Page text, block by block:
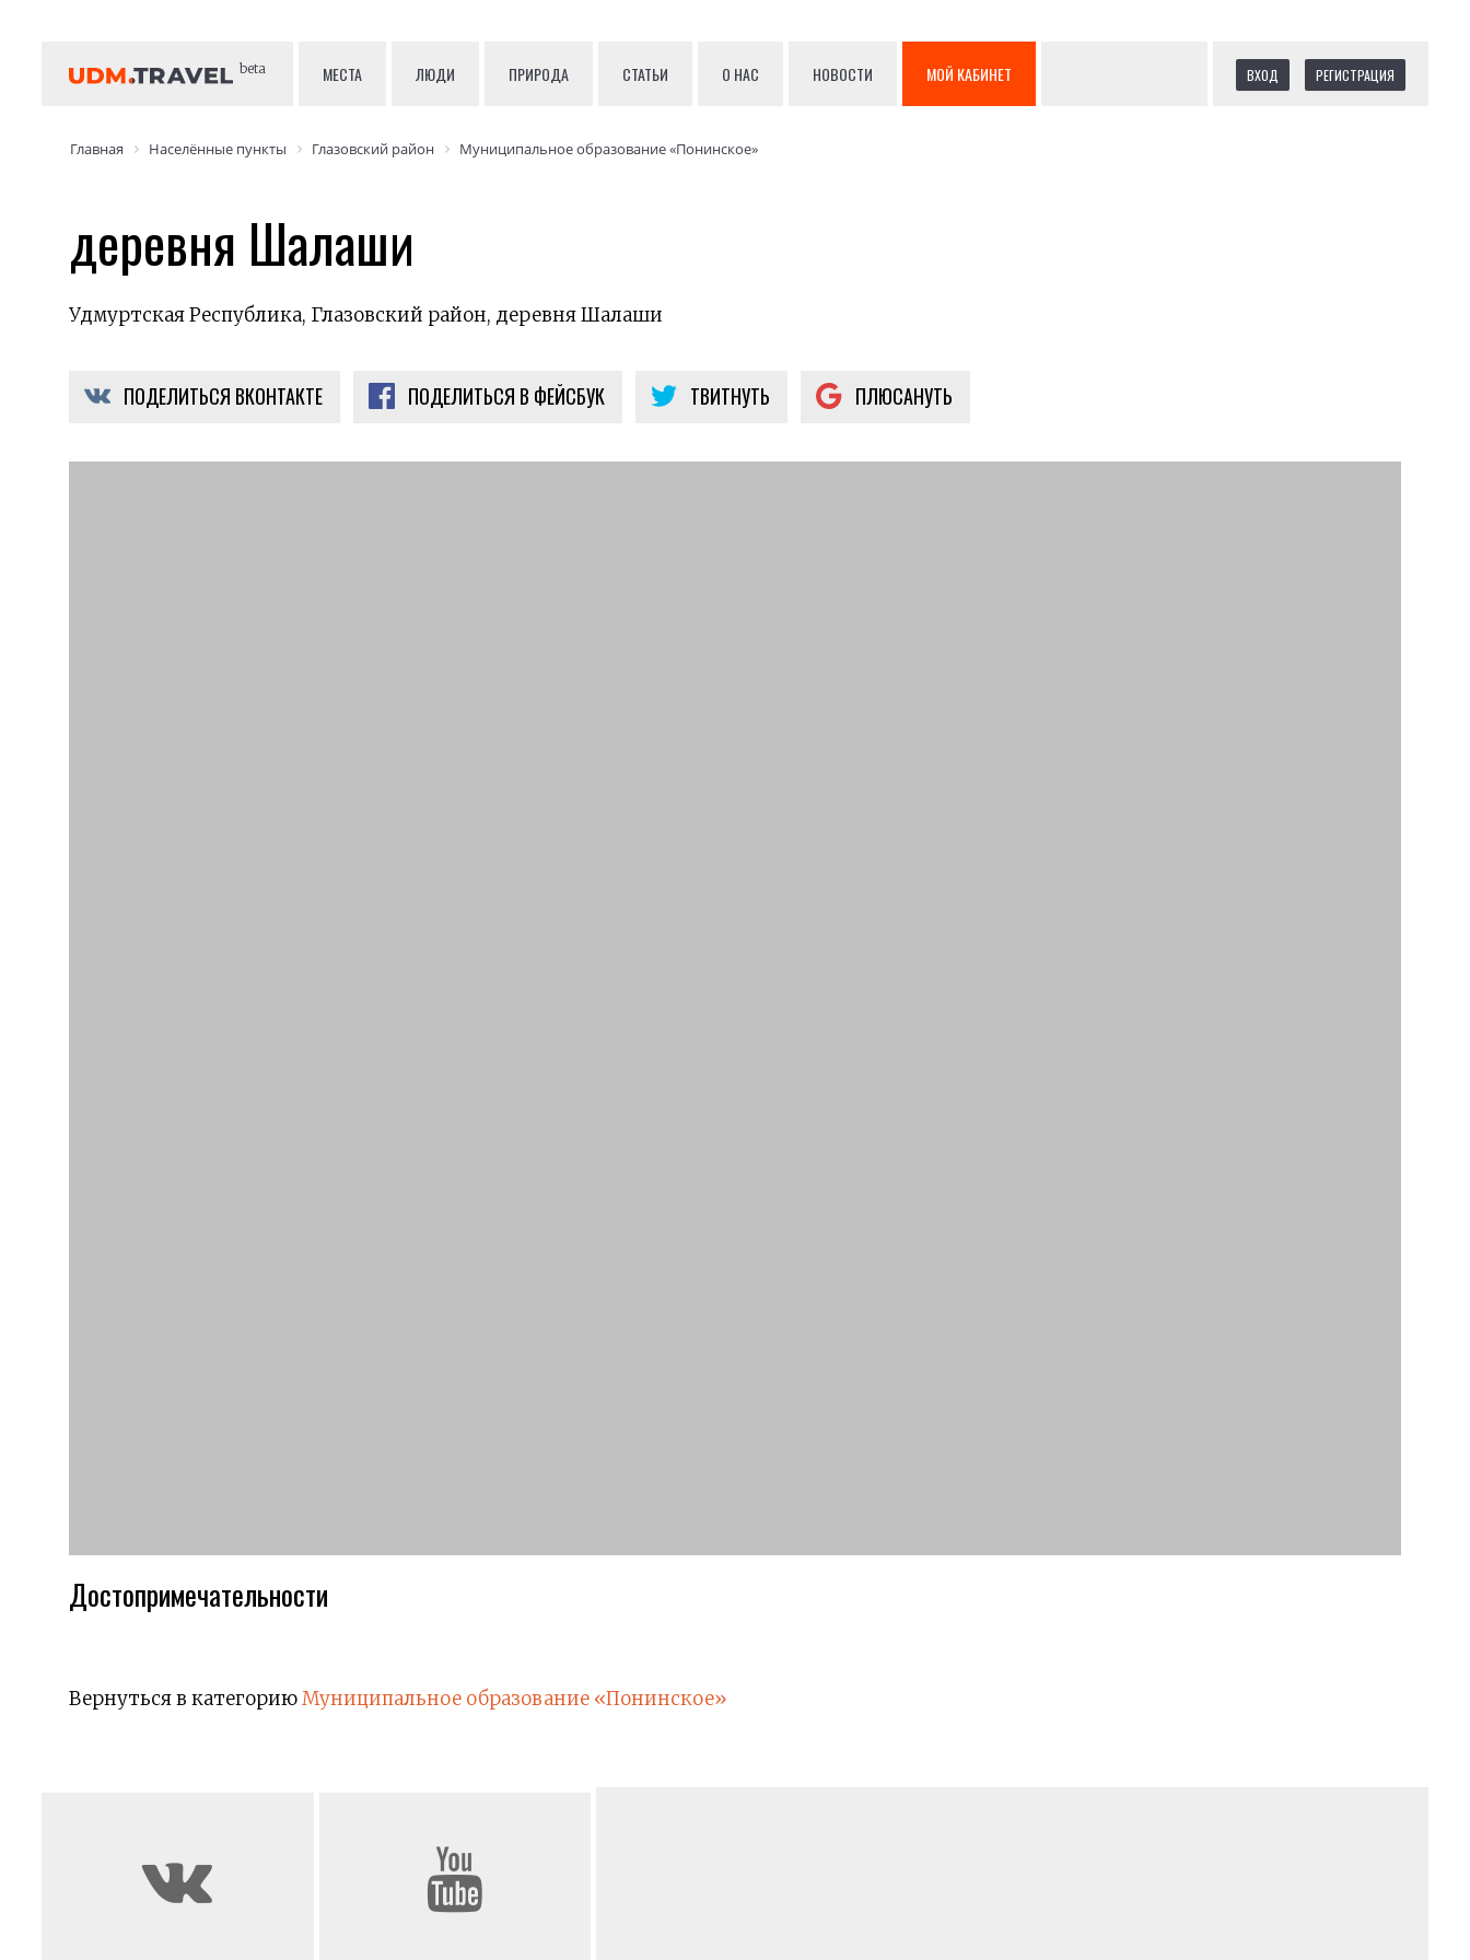
beta МЕСТА ЛЮДИ ПРИРОДА СТАТЬИ О НАС НОВОСТИ МОЙ КАБИНЕТ ВХОД РЕГИСТРАЦИЯ
Главная Населённые пункты Глазовский район Муниципальное образование «Понинское»
деревня Шалаши
Удмуртская Республика, Глазовский район, деревня Шалаши
ПОДЕЛИТЬСЯ ВКОНТАКТЕ ПОДЕЛИТЬСЯ В ФЕЙСБУК ТВИТНУТЬ ПЛЮСАНУТЬ
Достопримечательности
Вернуться в категориюМуниципальное образование «Понинское»